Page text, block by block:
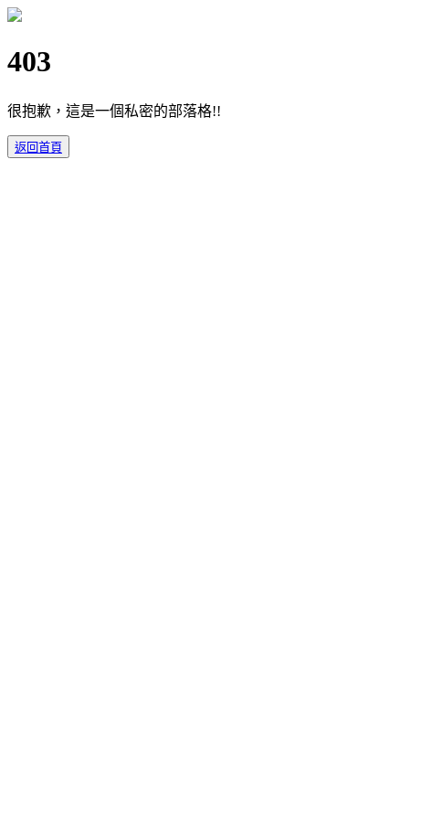
403
很抱歉，這是一個私密的部落格!!
返回首頁